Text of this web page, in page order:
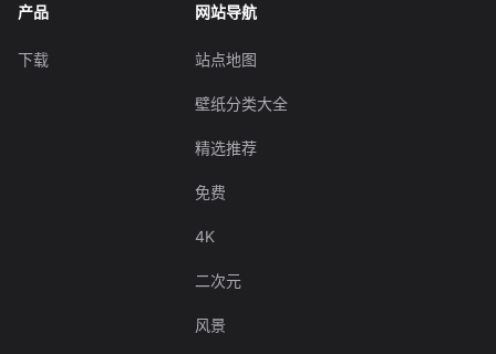
产品
下载
网站导航
站点地图
壁纸分类大全
精选推荐
免费
4K
二次元
风景